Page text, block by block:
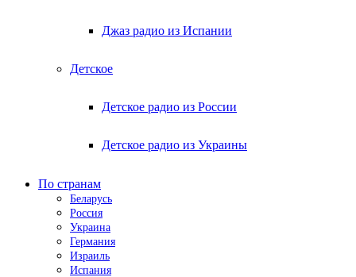
Джаз радио из Испании
Детское
Детское радио из России
Детское радио из Украины
По странам
Беларусь
Россия
Украина
Германия
Израиль
Испания